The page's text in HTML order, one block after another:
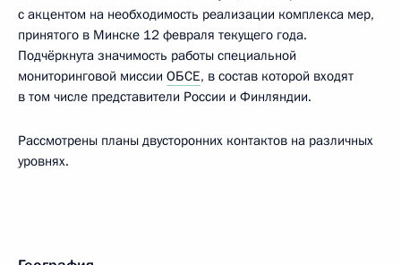
с акцентом на необходимость реализации комплекса мер,
принятого в Минске 12 февраля текущего года.
Подчёркнута значимость работы специальной
мониторинговой миссии ОБСЕ, в состав которой входят
в том числе представители России и Финляндии.
Рассмотрены планы двусторонних контактов на различных
уровнях.